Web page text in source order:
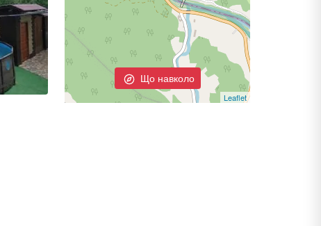
Що навколо
Leaflet